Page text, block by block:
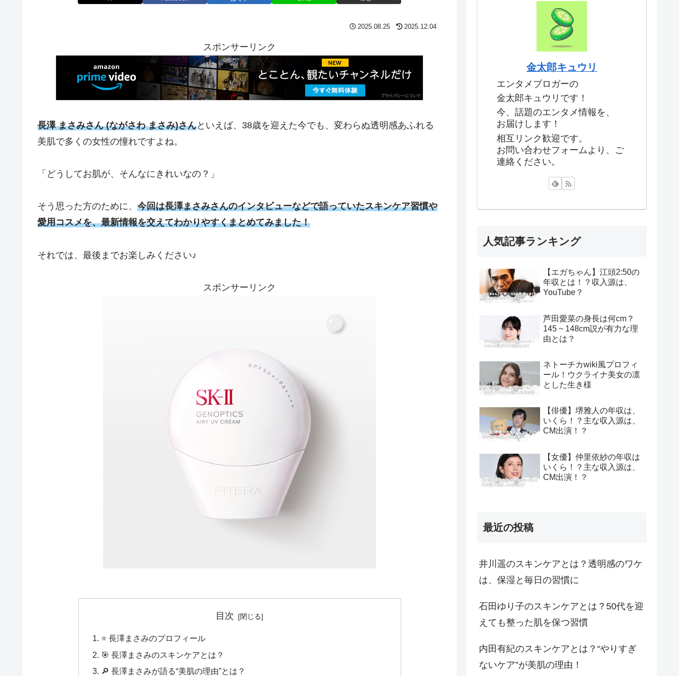
2025.08.25 2025.12.04
スポンサーリンク
長澤 まさみさん (ながさわ まさみ)さんといえば、38歳を迎えた今でも、変わらぬ透明感あふれる
美肌で多くの女性の憧れですよね。
「どうしてお肌が、そんなにきれいなの？」
そう思った方のために、 今回は長澤まさみさんのインタビューなどで語っていたスキンケア習慣や
愛用コスメを、最新情報を交えてわかりやすくまとめてみました！
それでは、最後までお楽しみください♪
スポンサーリンク
目次
⭐ 長澤まさみのプロフィール
🎯 長澤まさみのスキンケアとは？
🔎 長澤まさみが語る“美肌の理由”とは？
金太郎キュウリ
エンタメブロガーの
金太郎キュウリです！
今、話題のエンタメ情報を、
お届けします！
相互リンク歓迎です。
お問い合わせフォームより、ご
連絡ください。
人気記事ランキング
【エガちゃん】江頭2:50の
年収とは！？収入源は、
YouTube？
芦田愛菜の身長は何cm？
145 ~ 148cm説が有力な理
由とは？
ネトーチカwiki風プロフィ
ール！ウクライナ美女の凛
とした生き様
【俳優】堺雅人の年収は、
いくら！？主な収入源は、
CM出演！？
【女優】仲里依紗の年収は
いくら！？主な収入源は、
CM出演！？
最近の投稿
井川遥のスキンケアとは？透明感のワケ
は、保湿と毎日の習慣に
石田ゆり子のスキンケアとは？50代を迎
えても整った肌を保つ習慣
内田有紀のスキンケアとは？“やりすぎ
ないケア”が美肌の理由！